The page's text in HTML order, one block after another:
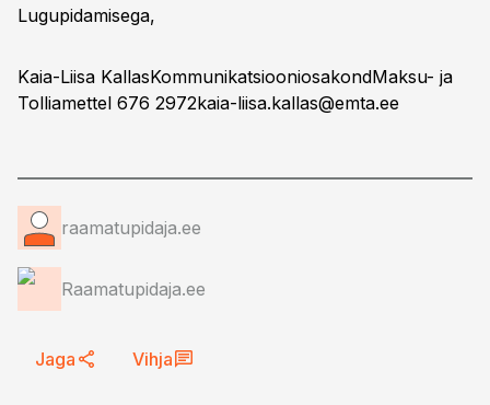
Lugupidamisega,
Kaia-Liisa KallasKommunikatsiooniosakondMaksu- ja
Tolliamettel 676 2972kaia-liisa.kallas@emta.ee
raamatupidaja.ee
Raamatupidaja.ee
Jaga Vihja